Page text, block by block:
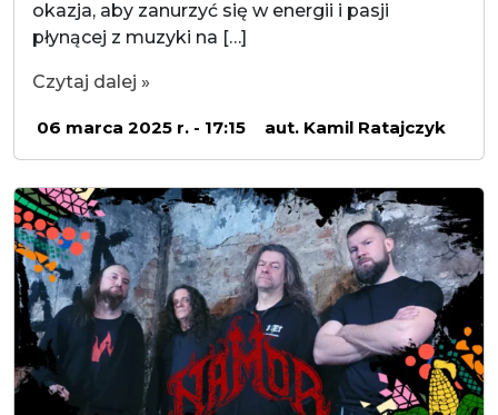
okazja, aby zanurzyć się w energii i pasji
płynącej z muzyki na […]
Czytaj dalej »
06 marca 2025 r. - 17:15 aut. Kamil Ratajczyk